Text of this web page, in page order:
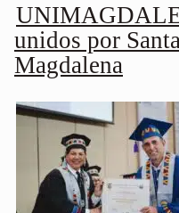
unidos por
Magdalena